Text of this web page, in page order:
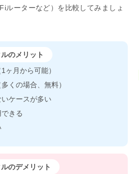
ルーターなど）を比較してみましょ
のメリット
ヶ月から可能）
くの場合、無料）
ケースが多い
きる
のデメリット